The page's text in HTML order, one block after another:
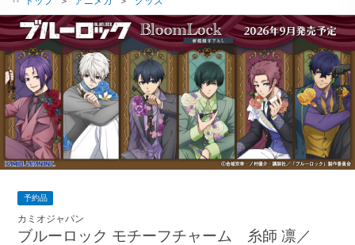
予約品
カミオジャパン
ブルーロック モチーフチャーム 糸師 凛／